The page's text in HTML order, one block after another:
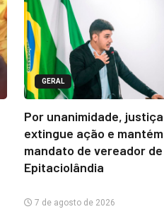
GERAL
Por unanimidade, justiça
extingue ação e mantém
mandato de vereador de
Epitaciolândia
7 de agosto de 2026